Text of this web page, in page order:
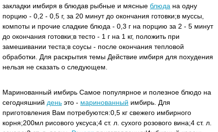
закладки имбиря в блюдав рыбные и мясные блюда на одну
порцию - 0,2 - 0,5 г, за 20 минут до окончания готовки;в муссы,
компоты и прочие сладкие блюда - 0,3 г на порцию за 2 - 5 минут
до окончания готовки;в тесто - 1 г на 1 кг, положить при
замешивании теста;в соусы - после окончания тепловой
обработки. Для раскрытия темы Действие имбиря для похудения
нельзя не сказать о следующем.
Маринованный имбирь Самое популярное и полезное блюдо на
сегодняшний день это - маринованный имбирь. Для
приготовления Вам потребуются:0,5 кг свежего имбирного
корня;200мл рисового уксуса;4 ст. л. сухого розового вина;4 ст. л.